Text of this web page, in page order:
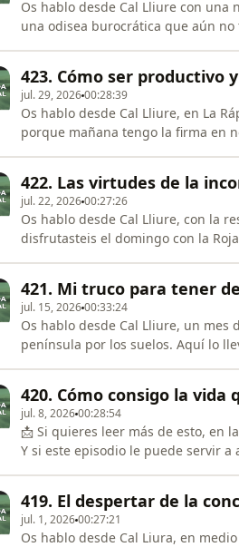
Os hablo desde Cal Lliure con una
una odisea burocrática que aún
cómo lo hice yo
423. Cómo ser productivo
jul. 29, 202600:28:39
Os hablo desde Cal Lliure, en La
porque mañana tengo la firma en
catastro por delante. En es
422. Las virtudes de la
jul. 22, 202600:27:26
Os hablo desde Cal Lliure, con la
disfrutasteis el domingo con la
Pero si no ac
421. Mi truco para tener
jul. 15, 202600:33:24
Os hablo desde Cal Lliure, un mes
península por los suelos. Aquí lo
dentro tener este tipo
420. Cómo consigo la vida
jul. 8, 202600:28:54
📩 Si quieres leer más de esto, en
Y si este episodio le puede servir
porque de día hace
419. El despertar de la
jul. 1, 202600:27:21
Os hablo desde Cal Liura, en